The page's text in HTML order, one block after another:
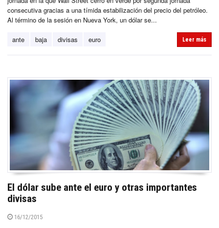
consecutiva gracias a una tímida estabilización del precio del petróleo.
Al término de la sesión en Nueva York, un dólar se...
ante baja divisas euro Leer más
El dólar sube ante el euro y otras importantes
divisas
16/12/2015